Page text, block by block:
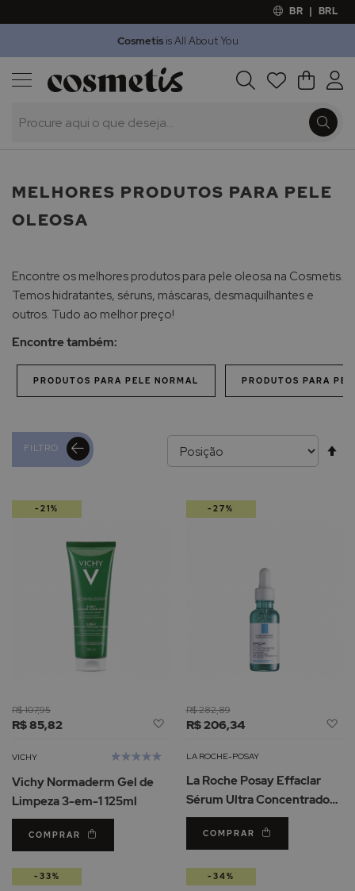
BR | BRL
Cosmetisis All About You
Procura O Meu
Outlet
MELHORES PRODUTOS PARA PELE
OLEOSA
Encontre os melhores produtos para pele oleosa na Cosmetis.
Temos hidratantes, séruns, máscaras, desmaquilhantes e
outros. Tudo ao melhor preço!
Encontre também:
PRODUTOS PARA PELE NORMAL PRODUTOS PARA
FILTRO
R$ 85,82
R$ 107,95
Adicionar
Lista
Desejos
VICHY
Avaliação:
Vichy Normaderm Gel de
Limpeza 3-em-1 125ml
COMPRAR
-21%
R$ 206,34
R$ 282,89
LA ROCHE-POSAY
La Roche Posay Effaclar
Sérum Ultra Concentrado
30ml
COMPRAR
-27%
-33% -34%